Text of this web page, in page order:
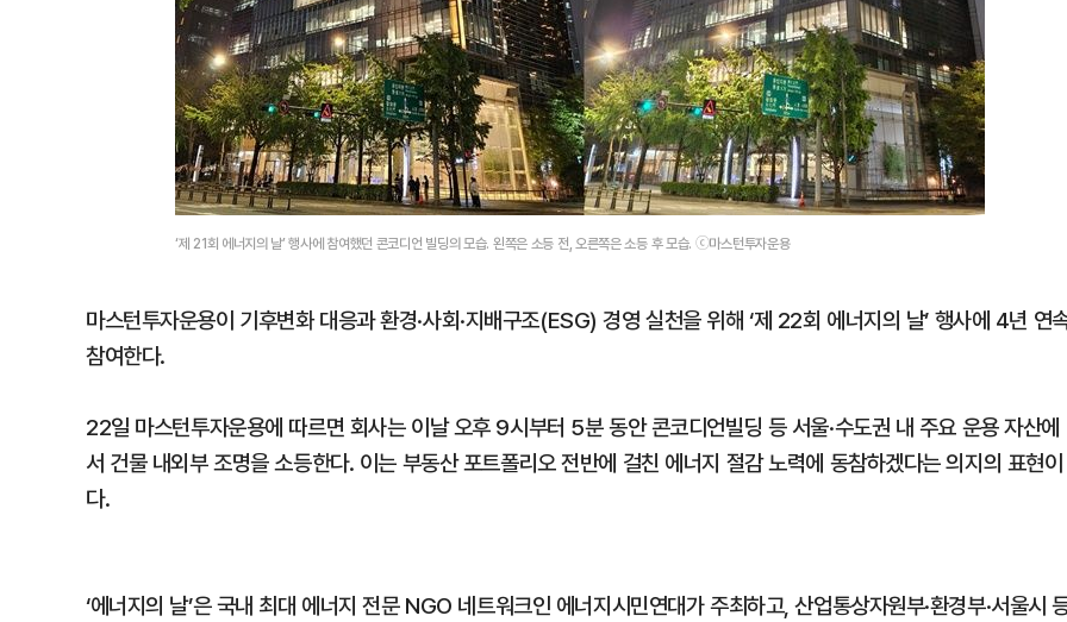
‘제 21회 에너지의 날’ 행사에 참여했던 콘코디언 빌딩의 모습. 왼쪽은 소등 전, 오른쪽은 소등 후 모습. ⓒ마스턴투자운용
마스턴투자운용이 기후변화 대응과 환경·사회·지배구조(ESG) 경영 실천을 위해 ‘제 22회 에너지의 날’ 행사에 4년 연
참여한다.
22일 마스턴투자운용에 따르면 회사는 이날 오후 9시부터 5분 동안 콘코디언빌딩 등 서울·수도권 내 주요 운용 자산에
서 건물 내외부 조명을 소등한다. 이는 부동산 포트폴리오 전반에 걸친 에너지 절감 노력에 동참하겠다는 의지의 표현이
다.
‘에너지의 날’은 국내 최대 에너지 전문 NGO 네트워크인 에너지시민연대가 주최하고, 산업통상자원부·환경부·서울시